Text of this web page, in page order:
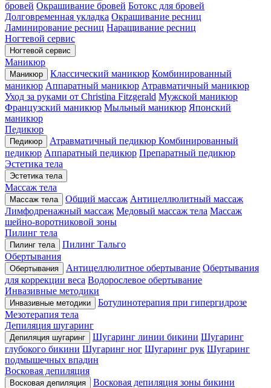
бровей Окрашивание бровей Ботокс для бровей
Долговременная укладка Окрашивание ресниц
Ламинирование ресниц Наращивание ресниц
Ногтевой сервис
Ногтевой сервис
Маникюр
Маникюр Классический маникюр Комбинированный
маникюр Аппаратный маникюр Атравматичный маникюр
Уход за руками от Christina Fitzgerald Мужской маникюр
Французский маникюр Мыльный маникюр Японский
маникюр
Педикюр
Педикюр Атравматичный педикюр Комбинированный
педикюр Аппаратный педикюр Препаратный педикюр
Эстетика тела
Эстетика тела
Массаж тела
Массаж тела Общий массаж Антицеллюлитный массаж
Лимфодренажный массаж Медовый массаж тела Массаж
шейно-воротниковой зоны
Пилинг тела
Пилинг тела
Пилинг Тальго
Обертывания
Обертывания Антицеллюлитное обертывание Обертывания
для коррекции веса Водорослевое обертывание
Инвазивные методики
Инвазивные методики
Ботулинотерапия при гипергидрозе
Мезотерапия тела
Депиляция шугаринг
Депиляция шугаринг Шугаринг линии бикини Шугаринг
глубокого бикини Шугаринг ног Шугаринг рук Шугаринг
подмышечных впадин
Восковая депиляция
Восковая депиляция
Восковая депиляция зоны бикини